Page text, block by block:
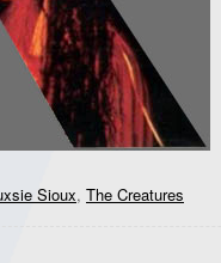
Sioux, The Creatures